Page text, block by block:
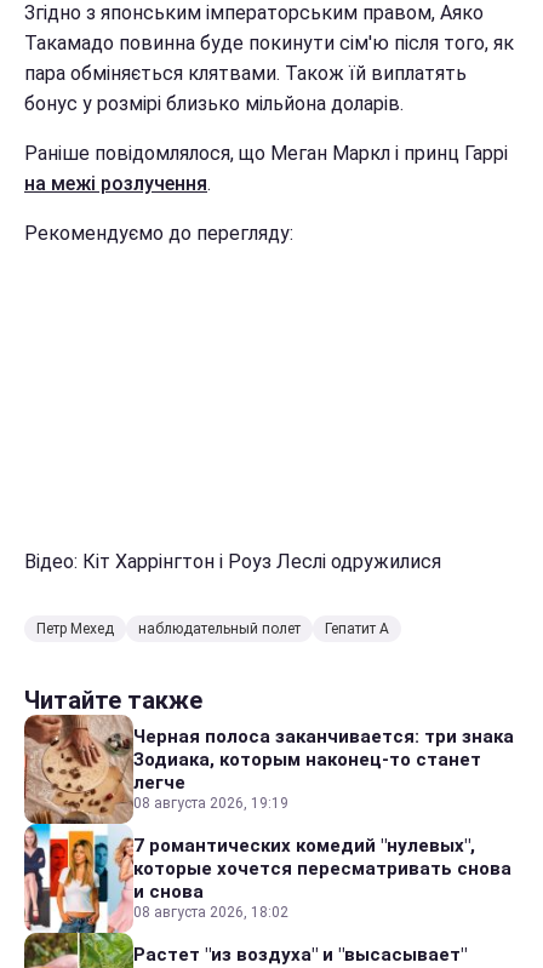
Згідно з японським імператорським правом, Аяко
Такамадо повинна буде покинути сім'ю після того, як
пара обміняється клятвами. Також їй виплатять
бонус у розмірі близько мільйона доларів.
Раніше повідомлялося, що Меган Маркл і принц Гаррі
на межі розлучення.
Рекомендуємо до перегляду:
Відео: Кіт Харрінгтон і Роуз Леслі одружилися
Петр Мехед наблюдательный полет Гепатит А
Читайте также
Черная полоса заканчивается: три знака
Зодиака, которым наконец-то станет
легче
08 августа 2026, 19:19
7 романтических комедий "нулевых",
которые хочется пересматривать снова
и снова
08 августа 2026, 18:02
Растет "из воздуха" и "высасывает"